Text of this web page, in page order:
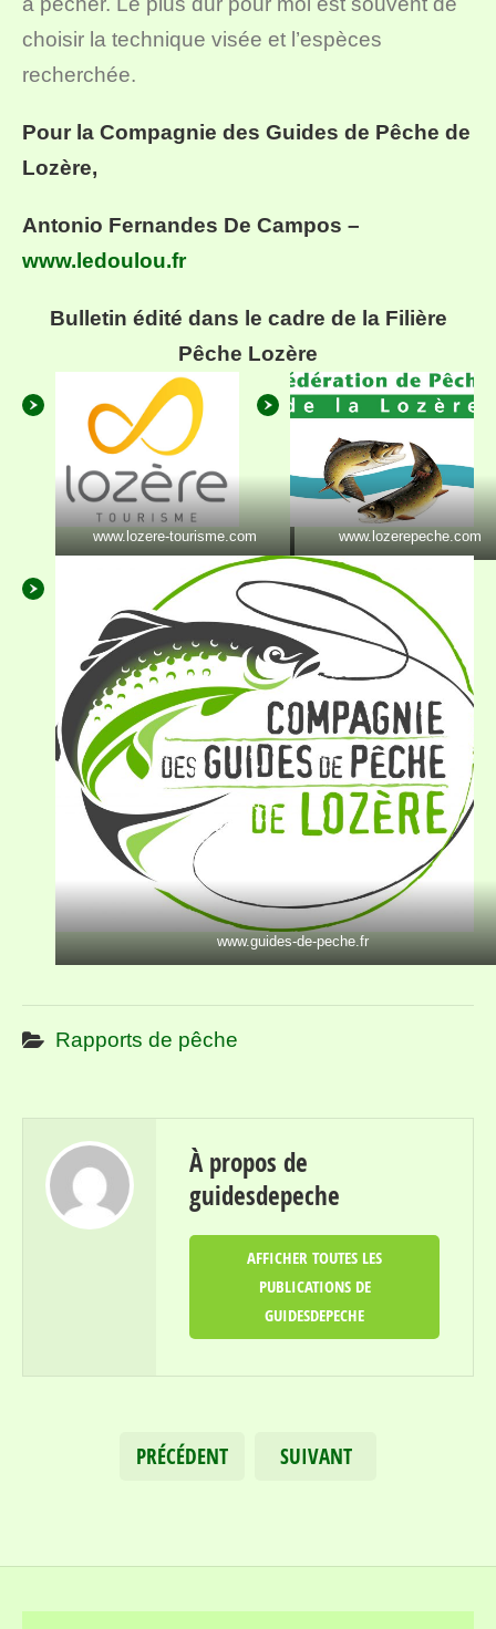
choisir la technique visée et l’espèces
recherchée.
Pour la Compagnie des Guides de Pêche de
Lozère,
Antonio Fernandes De Campos –
www.ledoulou.fr
Bulletin édité dans le cadre de la Filière
Pêche Lozère
www.lozere-tourisme.com www.lozerepeche.com
www.guides-de-peche.fr
Rapports de pêche
À propos de
guidesdepeche
AFFICHER TOUTES LES
PUBLICATIONS DE
GUIDESDEPECHE
PRÉCÉDENT SUIVANT